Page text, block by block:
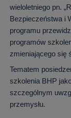
wieloletniego pn.
Bezpieczeństwa i
programu
programów
zmieniającego się
Tematem
szkolenia BHP
szczególnym
przemysłu.